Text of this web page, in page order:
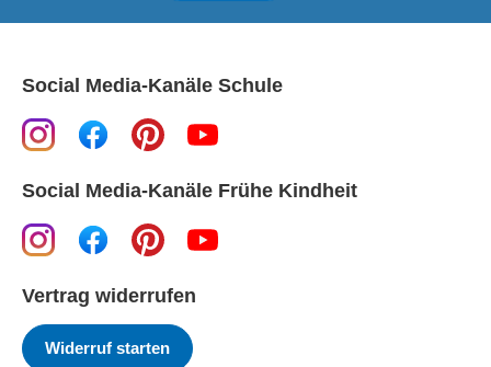
Social Media-Kanäle Schule
Social Media-Kanäle Frühe Kindheit
Vertrag widerrufen
Widerruf starten